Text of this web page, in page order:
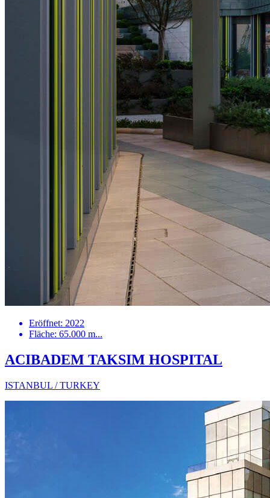
Eröffnet: 2022
Fläche: 65.000 m...
ACIBADEM TAKSIM HOSPITAL
ISTANBUL / TURKEY